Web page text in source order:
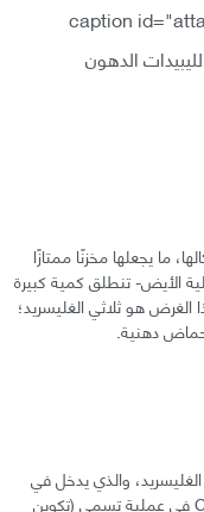
[caption
الدهون
ما يجعلها مخزنًا ممتازًا
الأيض- تنطلق كمية كبيرة
الغرض هو ثلاثي الغليسريد؛
دهنية.
الغليسريد، والذي يدخل في
عملية تصنيع الأحماض الدهنية من الأسيتيل CoA في عملية تسمى (تكوين